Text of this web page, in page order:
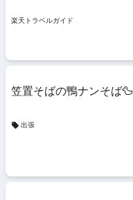
楽天トラベルガイド
笠置そばの鴨ナンそば🦆
出張